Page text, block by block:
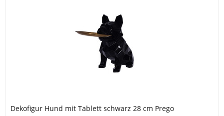
Dekofigur Hund mit Tablett schwarz 28 cm Prego